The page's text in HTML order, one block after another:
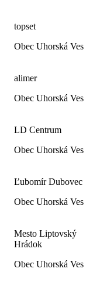
topset
Obec Uhorská Ves
alimer
Obec Uhorská Ves
LD Centrum
Obec Uhorská Ves
Ľubomír Dubovec
Obec Uhorská Ves
Mesto Liptovský
Hrádok
Obec Uhorská Ves